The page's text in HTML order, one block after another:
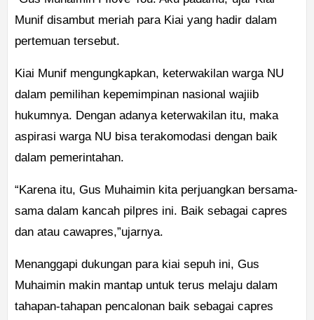
Munif disambut meriah para Kiai yang hadir dalam
pertemuan tersebut.
Kiai Munif mengungkapkan, keterwakilan warga NU
dalam pemilihan kepemimpinan nasional wajiib
hukumnya. Dengan adanya keterwakilan itu, maka
aspirasi warga NU bisa terakomodasi dengan baik
dalam pemerintahan.
“Karena itu, Gus Muhaimin kita perjuangkan bersama-
sama dalam kancah pilpres ini. Baik sebagai capres
dan atau cawapres,”ujarnya.
Menanggapi dukungan para kiai sepuh ini, Gus
Muhaimin makin mantap untuk terus melaju dalam
tahapan-tahapan pencalonan baik sebagai capres